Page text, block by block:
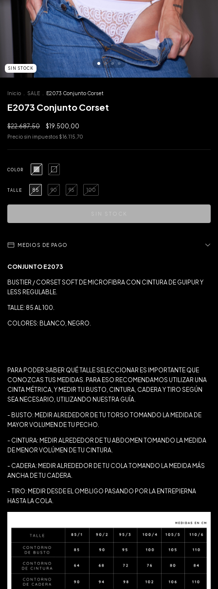
SIN STOCK
Inicio SALE E2073 Conjunto Corset
E2073 Conjunto Corset
$22.687,50 $19.500,00
Precio sin impuestos $16.115,70
COLOR
TALLE 85 90 95 100
MEDIOS DE PAGO
CONJUNTO E2073
BUSTIER / CORSET SOFT DE MICROFIBRA CON CINTURA DE GUIPUR Y
LESS REGULABLE.
TALLE: 85 AL 100.
COLORES: BLANCO, NEGRO.
PARA PODER SABER QUÉ TALLE SELECCIONAR ES IMPORTANTE QUE
CONOZCAS TUS MEDIDAS. PARA ESO RECOMENDAMOS UTILIZAR UNA
CINTA MÉTRICA, Y MEDIR TU BUSTO, CINTURA, CADERA Y TIRO SEGÚN
SEA NECESARIO, UTILIZANDO NUESTRA GUÍA.
- BUSTO: MEDIR ALREDEDOR DE TU TORSO TOMANDO LA MEDIDA DE
MAYOR VOLUMEN DE TU PECHO.
- CINTURA: MEDIR ALREDEDOR DE TU ABDOMEN TOMANDO LA MEDIDA
DE MENOR VOLÚMEN DE TU CINTURA.
- CADERA: MEDIR ALREDEDOR DE TU COLA TOMANDO LA MEDIDA MÁS
ANCHA DE TU CADERA.
- TIRO: MEDIR DESDE EL OMBLIGO PASANDO POR LA ENTREPIERNA
HASTA LA COLA.